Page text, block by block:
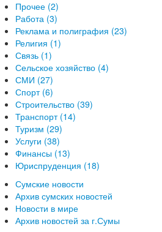
Прочее (2)
Работа (3)
Реклама и полиграфия (23)
Религия (1)
Связь (1)
Сельское хозяйство (4)
СМИ (27)
Спорт (6)
Строительство (39)
Транспорт (14)
Туризм (29)
Услуги (38)
Финансы (13)
Юриспруденция (18)
Сумские новости
Архив сумских новостей
Новости в мире
Архив новостей за г.Сумы